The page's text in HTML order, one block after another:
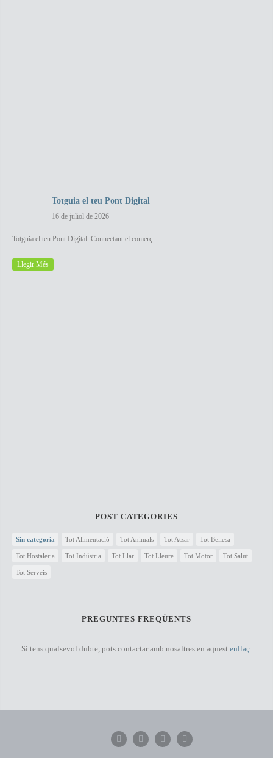
Totguia el teu Pont Digital
16 de juliol de 2026
Totguia el teu Pont Digital: Connectant el comerç
Llegir Més
POST CATEGORIES
Sin categoría Tot Alimentació Tot Animals Tot Atzar Tot Bellesa
Tot Hostaleria Tot Indústria Tot Llar Tot Lleure Tot Motor Tot Salut
Tot Serveis
PREGUNTES FREQÜENTS
Si tens qualsevol dubte, pots contactar amb nosaltres en aquest enllaç.